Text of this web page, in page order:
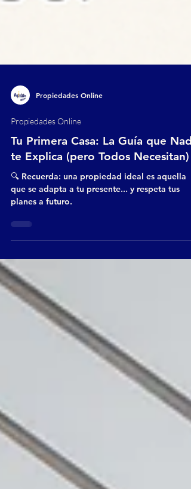
Propiedades Online
Propiedades Online
Tu Primera Casa: La Guía que
te Explica (pero Todos Necesitan)
🔍 Recuerda: una propiedad ideal es aquella
planes a futuro.